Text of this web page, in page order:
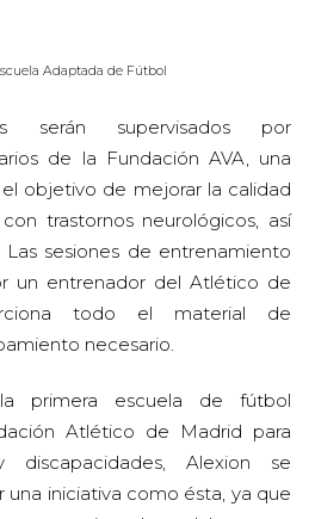
Adaptada de Fútbol
serán supervisados por
de la Fundación AVA, una
objetivo de mejorar la calidad
trastornos neurológicos, así
sesiones de entrenamiento
un entrenador del Atlético de
todo el material de
necesario.
primera escuela de fútbol
Atlético de Madrid para
Alexion se
iniciativa como ésta, ya que